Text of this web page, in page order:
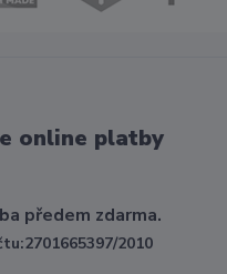
online platby
předem zdarma.
2010